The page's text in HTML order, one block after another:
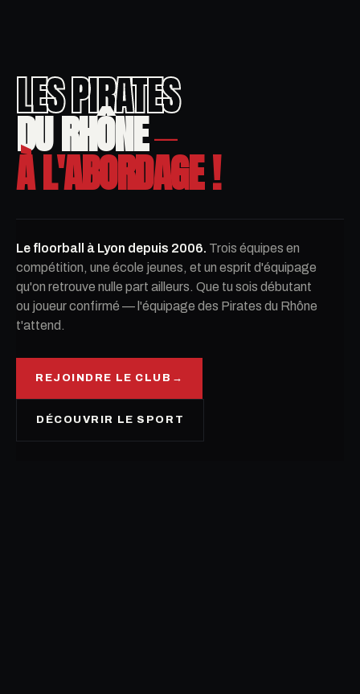
LES PIRATES
DU RHÔNE —
À L'ABORDAGE !
Le floorball à Lyon depuis 2006. Trois équipes en
compétition, une école jeunes, et un esprit d'équipage
qu'on retrouve nulle part ailleurs. Que tu sois débutant
ou joueur confirmé — l'équipage des Pirates du Rhône
t'attend.
REJOINDRE LE CLUB →
DÉCOUVRIR LE SPORT